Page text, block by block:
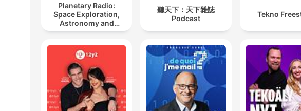
Planetary Radio:
Space Exploration,
Astronomy and
Science
聽天下：天下雜誌
Podcast
Tekno